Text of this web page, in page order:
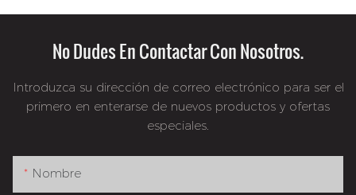
No Dudes En Contactar Con Nosotros.
Introduzca su dirección de correo electrónico para ser el
primero en enterarse de nuevos productos y ofertas
especiales.
Nombre